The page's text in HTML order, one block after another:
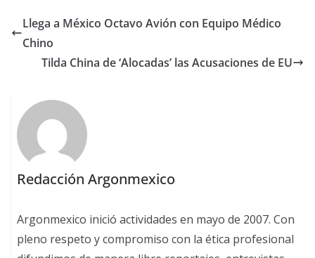
Llega a México Octavo Avión con Equipo Médico
Chino
Tilda China de ‘Alocadas’ las Acusaciones de EU
Redacción Argonmexico
Argonmexico inició actividades en mayo de 2007. Con
pleno respeto y compromiso con la ética profesional